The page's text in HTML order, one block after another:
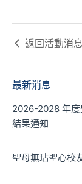
返回活動消息
最新消息
2026-2028 年度
結果通知
聖母無玷聖心校